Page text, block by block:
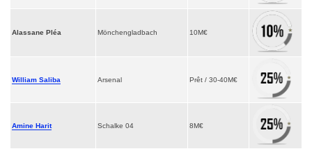
Alassane Pléa Mönchengladbach 10M€
William Saliba Arsenal Prêt / 30-40M€
Amine Harit Schalke 04 8M€